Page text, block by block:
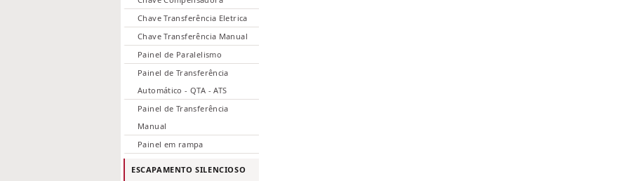
Chave Transferência Eletrica
Chave Transferência Manual
Painel de Paralelismo
Painel de Transferência
Automático - QTA - ATS
Painel de Transferência
Manual
Painel em rampa
ESCAPAMENTO SILENCIOSO